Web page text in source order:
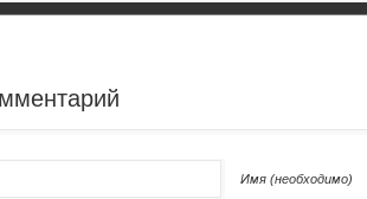
Имя (необходимо)